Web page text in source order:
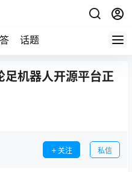
话题
足机器人开源平台正
关注 私信